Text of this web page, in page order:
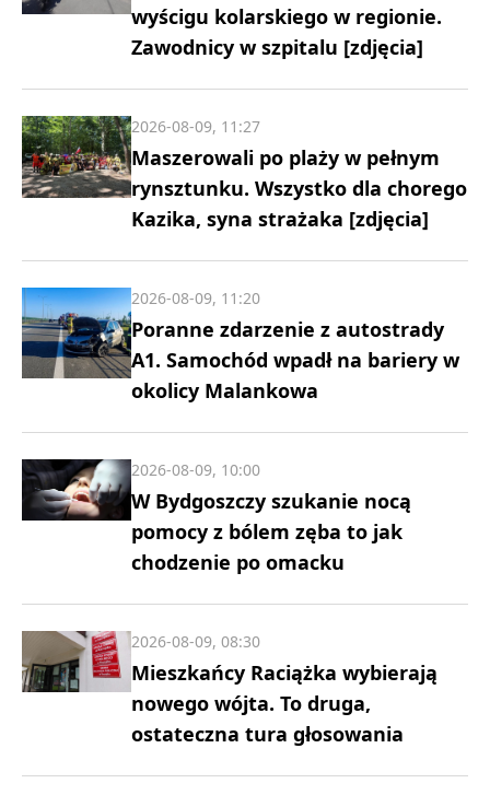
wyścigu kolarskiego w regionie.
Zawodnicy w szpitalu [zdjęcia]
Maszerowali po plaży w pełnym
rynsztunku. Wszystko dla chorego
Kazika, syna strażaka [zdjęcia]
2026-08-09, 11:27
Poranne zdarzenie z autostrady
A1. Samochód wpadł na bariery w
okolicy Malankowa
2026-08-09, 11:20
W Bydgoszczy szukanie nocą
pomocy z bólem zęba to jak
chodzenie po omacku
2026-08-09, 10:00
Mieszkańcy Raciążka wybierają
nowego wójta. To druga,
ostateczna tura głosowania
2026-08-09, 08:30